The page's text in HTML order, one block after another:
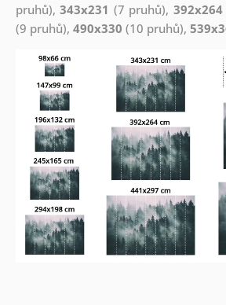
pruhů),343x231 (7 pruhů), 392x264
(9 pruhů), 490x330 (10 pruhů),